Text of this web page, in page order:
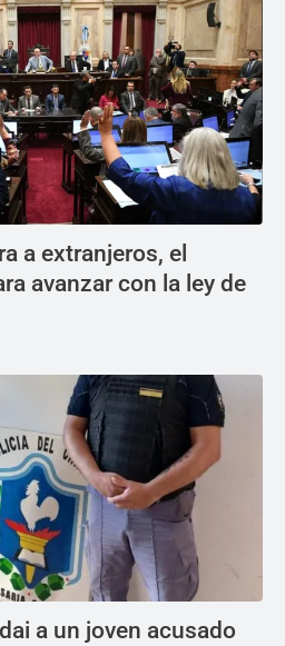
a extranjeros, el
avanzar con la ley de
a un joven acusado